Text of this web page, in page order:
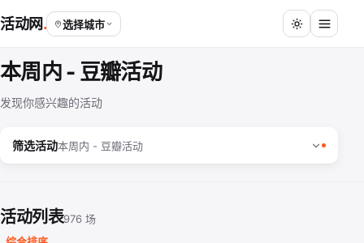
活动网 选择城市
本周内 - 豆瓣活动
发现你感兴趣的活动
筛选活动本周内 - 豆瓣活动
活动列表976 场